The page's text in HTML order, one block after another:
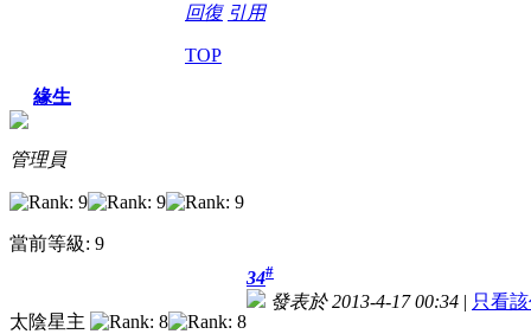
回復 引用
TOP
緣生
管理員
當前等級: 9
太陰星主
34#
發表於 2013-4-17 00:34 | 只看